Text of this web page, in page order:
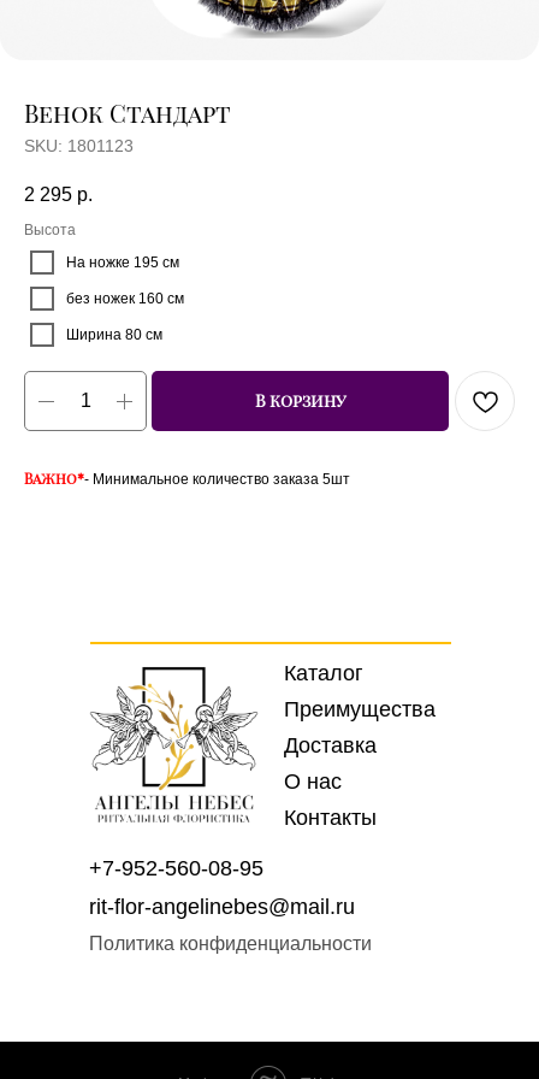
Венок Стандарт
SKU: 1801123
2 295 р.
Высота
На ножке 195 см
без ножек 160 см
Ширина 80 см
В корзину
Важно*- Минимальное количество заказа 5шт
Каталог
О нас
Доставка
Преимущества
Контакты
Политика конфиденциальности
+7-952-560-08-95
rit-flor-angelinebes@mail.ru